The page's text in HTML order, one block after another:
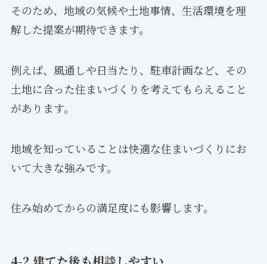
そのため、地域の気候や土地事情、生活環境を理
解した提案が期待できます。
例えば、風通しや日当たり、駐車計画など、その
土地に合った住まいづくりを考えてもらえること
があります。
地域を知っていることは快適な住まいづくりにお
いて大きな強みです。
住み始めてからの満足度にも影響します。
4-2 建てた後も相談しやすい